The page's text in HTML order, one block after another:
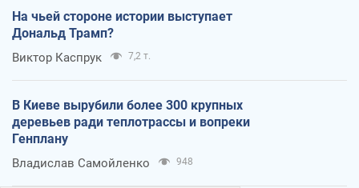
На чьей стороне истории выступает
Дональд Трамп?
Виктор Каспрук 7,2 т.
В Киеве вырубили более 300 крупных
деревьев ради теплотрассы и вопреки
Генплану
Владислав Самойленко 948